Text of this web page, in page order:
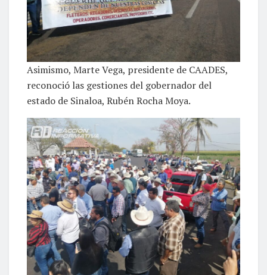
Asimismo, Marte Vega, presidente de CAADES,
reconoció las gestiones del gobernador del
estado de Sinaloa, Rubén Rocha Moya.